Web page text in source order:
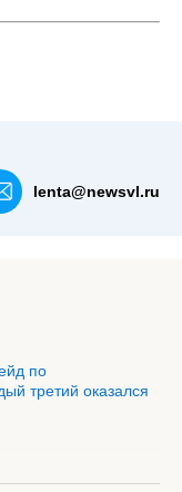
lenta@newsvl.ru
по
третий оказался